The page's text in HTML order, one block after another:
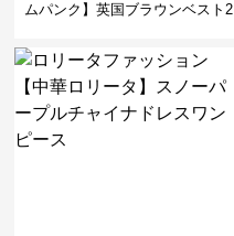
ムパンク】英国ブラウンベスト2